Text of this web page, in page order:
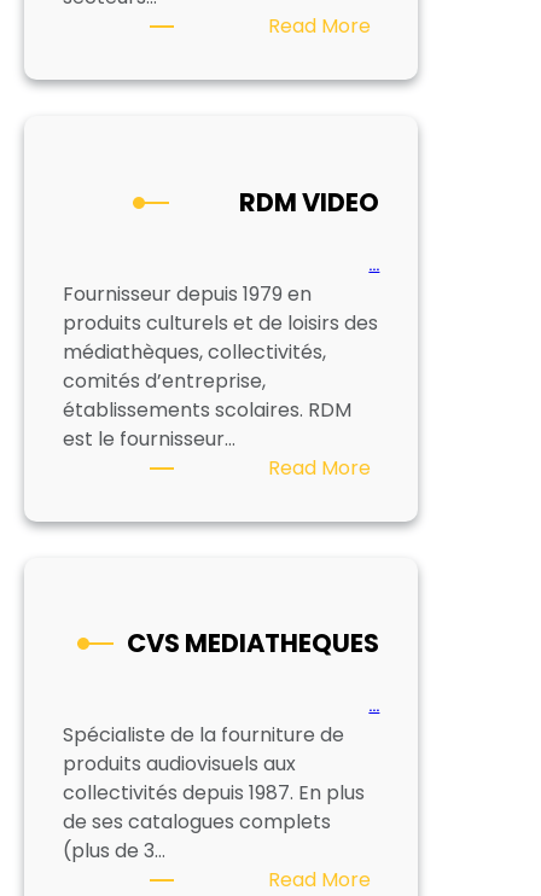
Read More:
RDM VIDEO
…
Fournisseur depuis 1979 en
produits culturels et de loisirs des
médiathèques, collectivités,
comités d’entreprise,
établissements scolaires. RDM
est le fournisseur…
Read More:
VIDEO
CVS MEDIATHEQUES
…
Spécialiste de la fourniture de
produits audiovisuels aux
collectivités depuis 1987. En plus
de ses catalogues complets
(plus de 3…
Read More: